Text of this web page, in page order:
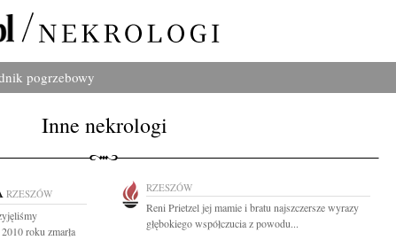
pogrzebowy
Inne nekrologi
RZESZÓW
roku zmarła
RZESZÓW
Reni Prietzel jej mamie i bratu najszczersze wyrazy
głębokiego współczucia z powodu...